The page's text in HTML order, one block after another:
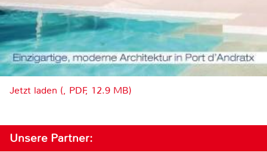
Jetzt laden (, PDF, 12.9 MB)
Unsere Partner: